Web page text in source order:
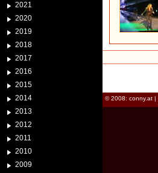
2021
2020
2019
2018
2017
2016
2015
2014
2013
2012
2011
2010
2009
© 2008: conny.at |